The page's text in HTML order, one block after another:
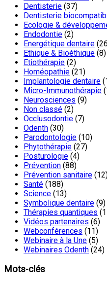
Dentisterie (37)
Dentisterie
Ecologie &
Endodontie (2)
Energétique dentaire
Ethique & Bioéthique (8)
Etiothérapie (2)
Homéopathie (21)
Implantologie dentaire
Micro-Immunothérapie
Neurosciences (9)
Non classé (2)
Occlusodontie (7)
Odenth (30)
Parodontologie (10)
Phytothérapie (27)
Posturologie (4)
Prévention (88)
Prévention sanitaire
Santé (188)
Science (13)
Symbolique dentaire (9)
Thérapies quantiques
Vidéos partenaires (6)
Webconférences (11)
Webinaire à la Une (5)
Webinaires Odenth (24)
Mots-clés